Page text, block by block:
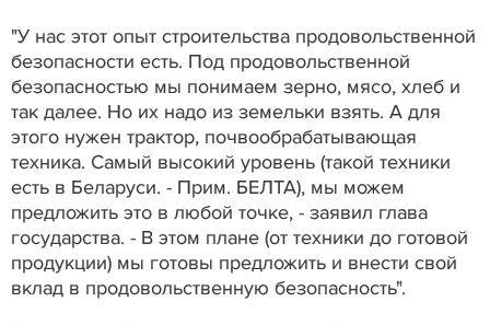
"У нас этот опыт строительства продовольственной
безопасности есть. Под продовольственной
безопасностью мы понимаем зерно, мясо, хлеб и
так далее. Но их надо из земельки взять. А для
этого нужен трактор, почвообрабатывающая
техника. Самый высокий уровень (такой техники
есть в Беларуси. - Прим. БЕЛТА), мы можем
предложить это в любой точке, - заявил глава
государства. - В этом плане (от техники до готовой
продукции) мы готовы предложить и внести свой
вклад в продовольственную безопасность".